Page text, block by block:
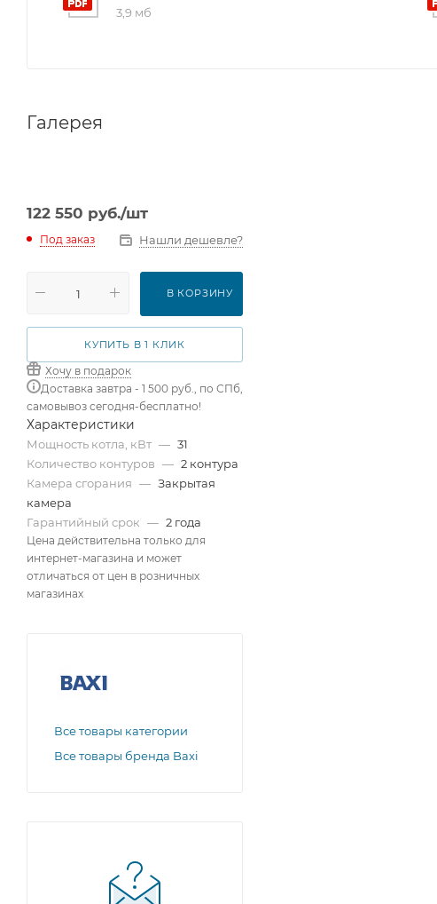
3,9 мб
Галерея
122 550 руб./шт
Под заказ Нашли дешевле?
В КОРЗИНУ
КУПИТЬ В 1 КЛИК
Хочу в подарок
Доставка завтра - 1 500 руб., по СПб,
самовывоз сегодня-бесплатно!
Характеристики
Мощность котла, кВт — 31
Количество контуров — 2 контура
Камера сгорания — Закрытая
камера
Гарантийный срок — 2 года
Цена действительна только для
интернет-магазина и может
отличаться от цен в розничных
магазинах
Все товары категории
Все товары бренда Baxi